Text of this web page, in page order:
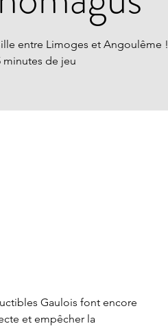
entre Limoges et Angoulême !
minutes de jeu
Gaulois font encore
et empêcher la